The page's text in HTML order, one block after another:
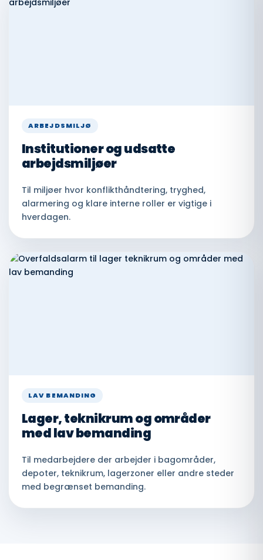
ARBEJDSMILJØ
Institutioner og udsatte
arbejdsmiljøer
Til miljøer hvor konflikthåndtering, tryghed,
alarmering og klare interne roller er vigtige i
hverdagen.
LAV BEMANDING
Lager, teknikrum og områder
med lav bemanding
Til medarbejdere der arbejder i bagområder,
depoter, teknikrum, lagerzoner eller andre steder
med begrænset bemanding.